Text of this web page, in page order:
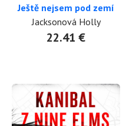
Ještě nejsem pod zemí
Jacksonová Holly
22.41 €